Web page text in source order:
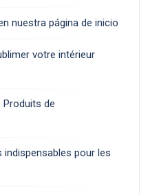
nuestra página de inicio
votre intérieur
Produits de
indispensables pour les